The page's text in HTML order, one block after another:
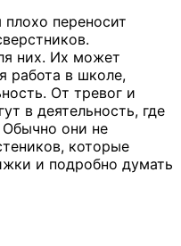
переносит
них. Их может
работа в школе,
От тревог и
в деятельность, где
они не
которые
и подробно думать